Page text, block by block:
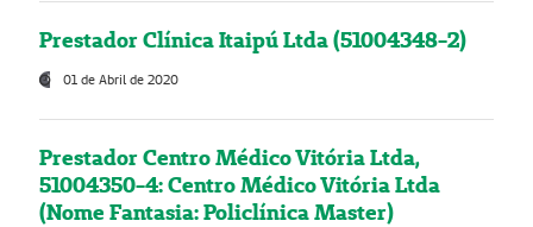
Prestador Clínica Itaipú Ltda (51004348-2)
01 de Abril de 2020
Prestador Centro Médico Vitória Ltda,
51004350-4: Centro Médico Vitória Ltda
(Nome Fantasia: Policlínica Master)